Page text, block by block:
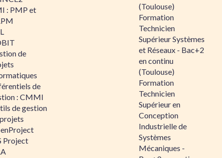
: PMP et
de
de
: CMMI
de gestion
Project
(Toulouse)
Formation
Technicien
Supérieur Systèmes
et Réseaux - Bac+2
en continu
(Toulouse)
Formation
Technicien
Supérieur en
Conception
Industrielle de
Systèmes
Mécaniques -